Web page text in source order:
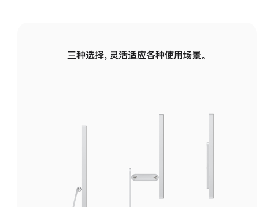
三种选择，灵活适应各种使用场景。